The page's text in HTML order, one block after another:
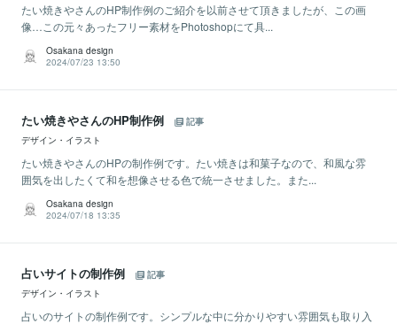
たい焼きやさんのHP制作例のご紹介を以前させて頂きましたが、この画
像…この元々あったフリー素材をPhotoshopにて具...
Osakana design
2024/07/23 13:50
たい焼きやさんのHP制作例
記事
デザイン・イラスト
たい焼きやさんのHPの制作例です。たい焼きは和菓子なので、和風な雰
囲気を出したくて和を想像させる色で統一させました。また...
Osakana design
2024/07/18 13:35
占いサイトの制作例
記事
デザイン・イラスト
占いのサイトの制作例です。シンプルな中に分かりやすい雰囲気も取り入